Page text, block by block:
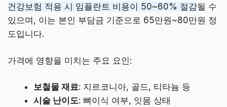
건강보험 적용 시 임플란트 비용이 50~60% 절감될 수
있으며, 이는 본인 부담금 기준으로 65만원~80만원 정
도입니다.
가격에 영향을 미치는 주요 요인:
보철물 재료: 지르코니아, 골드, 티타늄 등
시술 난이도: 뼈이식 여부, 잇몸 상태